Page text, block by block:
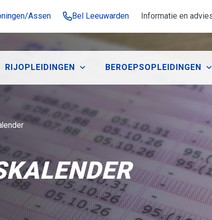
Assen Bel Leeuwarden Informatie en
RIJOPLEIDINGEN BEROEPSOPLEIDINGEN